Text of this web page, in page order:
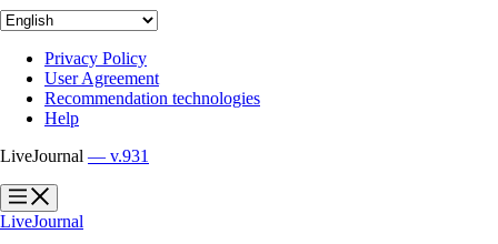
Privacy Policy
User Agreement
Recommendation technologies
Help
LiveJournal — v.931
?
?
LiveJournal